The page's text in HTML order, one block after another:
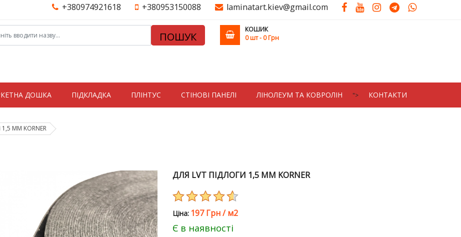
+380974921618 +380953150088 laminatart.kiev@gmail.com
ПОШУК
КОШИК
0шт- 0 Грн
ДОШКА ПІДКЛАДКА ПЛІНТУС СТIНОВI ПАНЕЛI ЛIНОЛЕУМ ТА КОВРОЛIН "> КОНТАКТИ
ММ KORNER
ДЛЯ LVT ПІДЛОГИ 1,5 ММ KORNER
Цiна: 197 Грн/м2
Є в наявності